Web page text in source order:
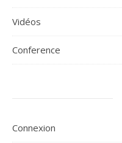
Vidéos
Сonference
Connexion